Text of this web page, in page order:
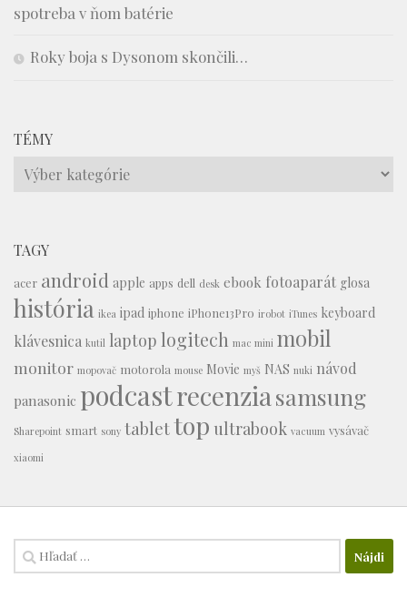
spotreba v ňom batérie
Roky boja s Dysonom skončili…
TÉMY
Témy
TAGY
acer android apple apps dell desk ebook fotoaparát glosa
história ikea ipad iphone iPhone13Pro irobot iTunes keyboard
klávesnica kutil laptop logitech mac mini mobil
monitor mopovač motorola mouse Movie myš NAS nuki návod
panasonic podcastrecenziasamsung
Sharepoint smart sony tablettop ultrabook vacuum vysávač
xiaomi
Hľadať: